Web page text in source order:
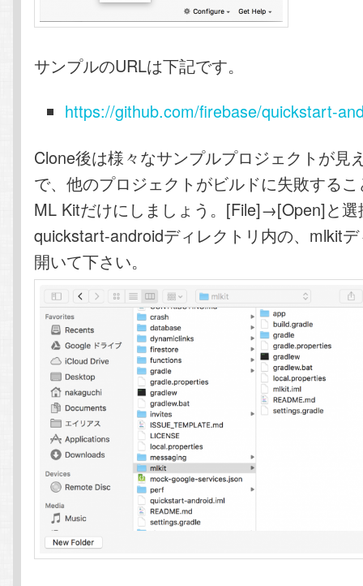
サンプルのURLは下記です。
https://github.com/firebase/quickstart-
Clone後は様々なサンプルプロジェクトが見
で、他のプロジェクトがビルドに失敗する
ML Kitだけにしましょう。[File]→[Open]と選
quickstart-androidディレクトリ内の、mlkit
開いて下さい。